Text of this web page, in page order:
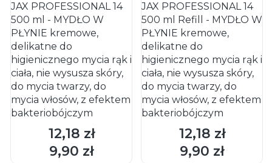
JAX PROFESSIONAL 14
500 ml - MYDŁO W
PŁYNIE kremowe,
delikatne do
higienicznego mycia rąk i
ciała, nie wysusza skóry,
do mycia twarzy, do
mycia włosów, z efektem
bakteriobójczym
Cena
12,18 zł
Cena
9,90 zł
DO KOSZYKA
JAX PROFESSIONAL 14
500 ml Refill - MYDŁO W
PŁYNIE kremowe,
delikatne do
higienicznego mycia rąk i
ciała, nie wysusza skóry,
do mycia twarzy, do
mycia włosów, z efektem
bakteriobójczym
Cena
12,18 zł
Cena
9,90 zł
DO KOSZYKA